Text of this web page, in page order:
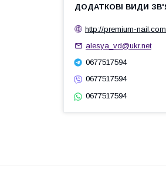
http://premium-nail.com
alesya_vd@ukr.net
0677517594
0677517594
0677517594